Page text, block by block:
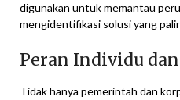
digunakan untuk memantau
mengidentifikasi solusi yang
Peran Individu
Tidak hanya pemerintah dan